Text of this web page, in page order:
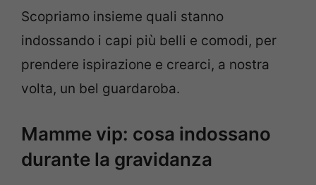
Scopriamo insieme quali stanno
indossando i capi più belli e comodi, per
prendere ispirazione e crearci, a nostra
volta, un bel guardaroba.
Mamme vip: cosa indossano
durante la gravidanza